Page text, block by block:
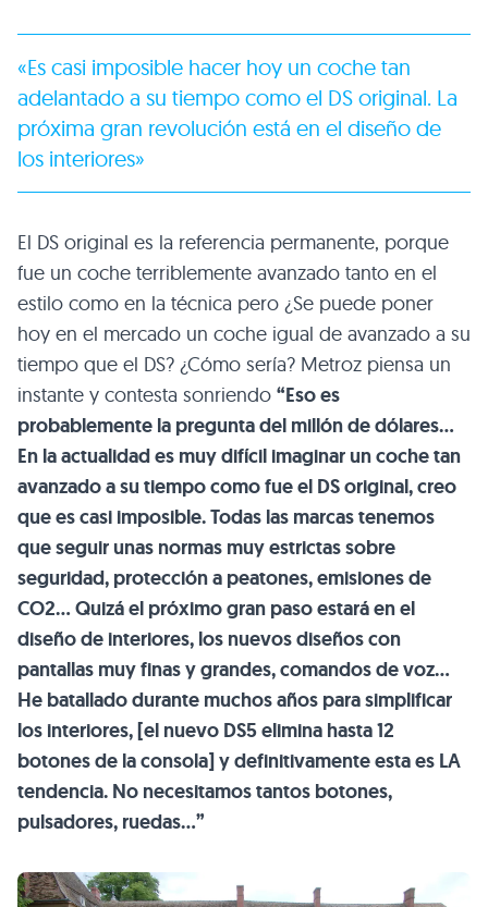
«Es casi imposible hacer hoy un coche tan
adelantado a su tiempo como el DS original. La
próxima gran revolución está en el diseño de
los interiores»
El DS original es la referencia permanente, porque
fue un coche terriblemente avanzado tanto en el
estilo como en la técnica pero ¿Se puede poner
hoy en el mercado un coche igual de avanzado a su
tiempo que el DS? ¿Cómo sería? Metroz piensa un
instante y contesta sonriendo “Eso es
probablemente la pregunta del millón de dólares…
En la actualidad es muy difícil imaginar un coche tan
avanzado a su tiempo como fue el DS original, creo
que es casi imposible. Todas las marcas tenemos
que seguir unas normas muy estrictas sobre
seguridad, protección a peatones, emisiones de
CO2… Quizá el próximo gran paso estará en el
diseño de interiores, los nuevos diseños con
pantallas muy finas y grandes, comandos de voz…
He batallado durante muchos años para simplificar
los interiores, [el nuevo DS5 elimina hasta 12
botones de la consola] y definitivamente esta es LA
tendencia. No necesitamos tantos botones,
pulsadores, ruedas…”